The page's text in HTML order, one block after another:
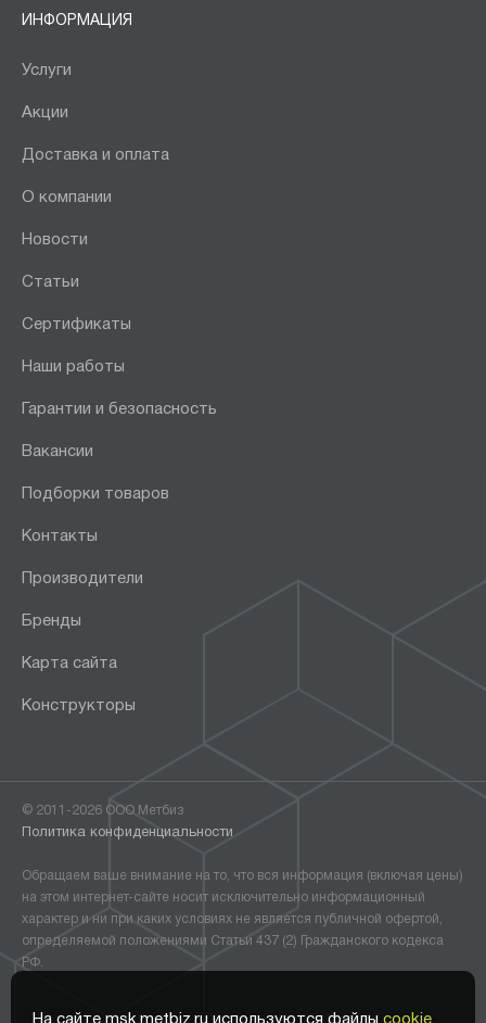
На сайте msk.metbiz.ru используются файлы cookie.
ИНФОРМАЦИЯ
Услуги
Акции
Доставка и оплата
О компании
Новости
Статьи
Сертификаты
Наши работы
Гарантии и безопасность
Вакансии
Подборки товаров
Контакты
Производители
Бренды
Карта сайта
Конструкторы
© 2011-2026 ООО Метбиз
Политика конфиденциальности
Обращаем ваше внимание на то, что вся информация (включая цены)
на этом интернет-сайте носит исключительно информационный
характер и ни при каких условиях не является публичной офертой,
определяемой положениями Статьи 437 (2) Гражданского кодекса
РФ.